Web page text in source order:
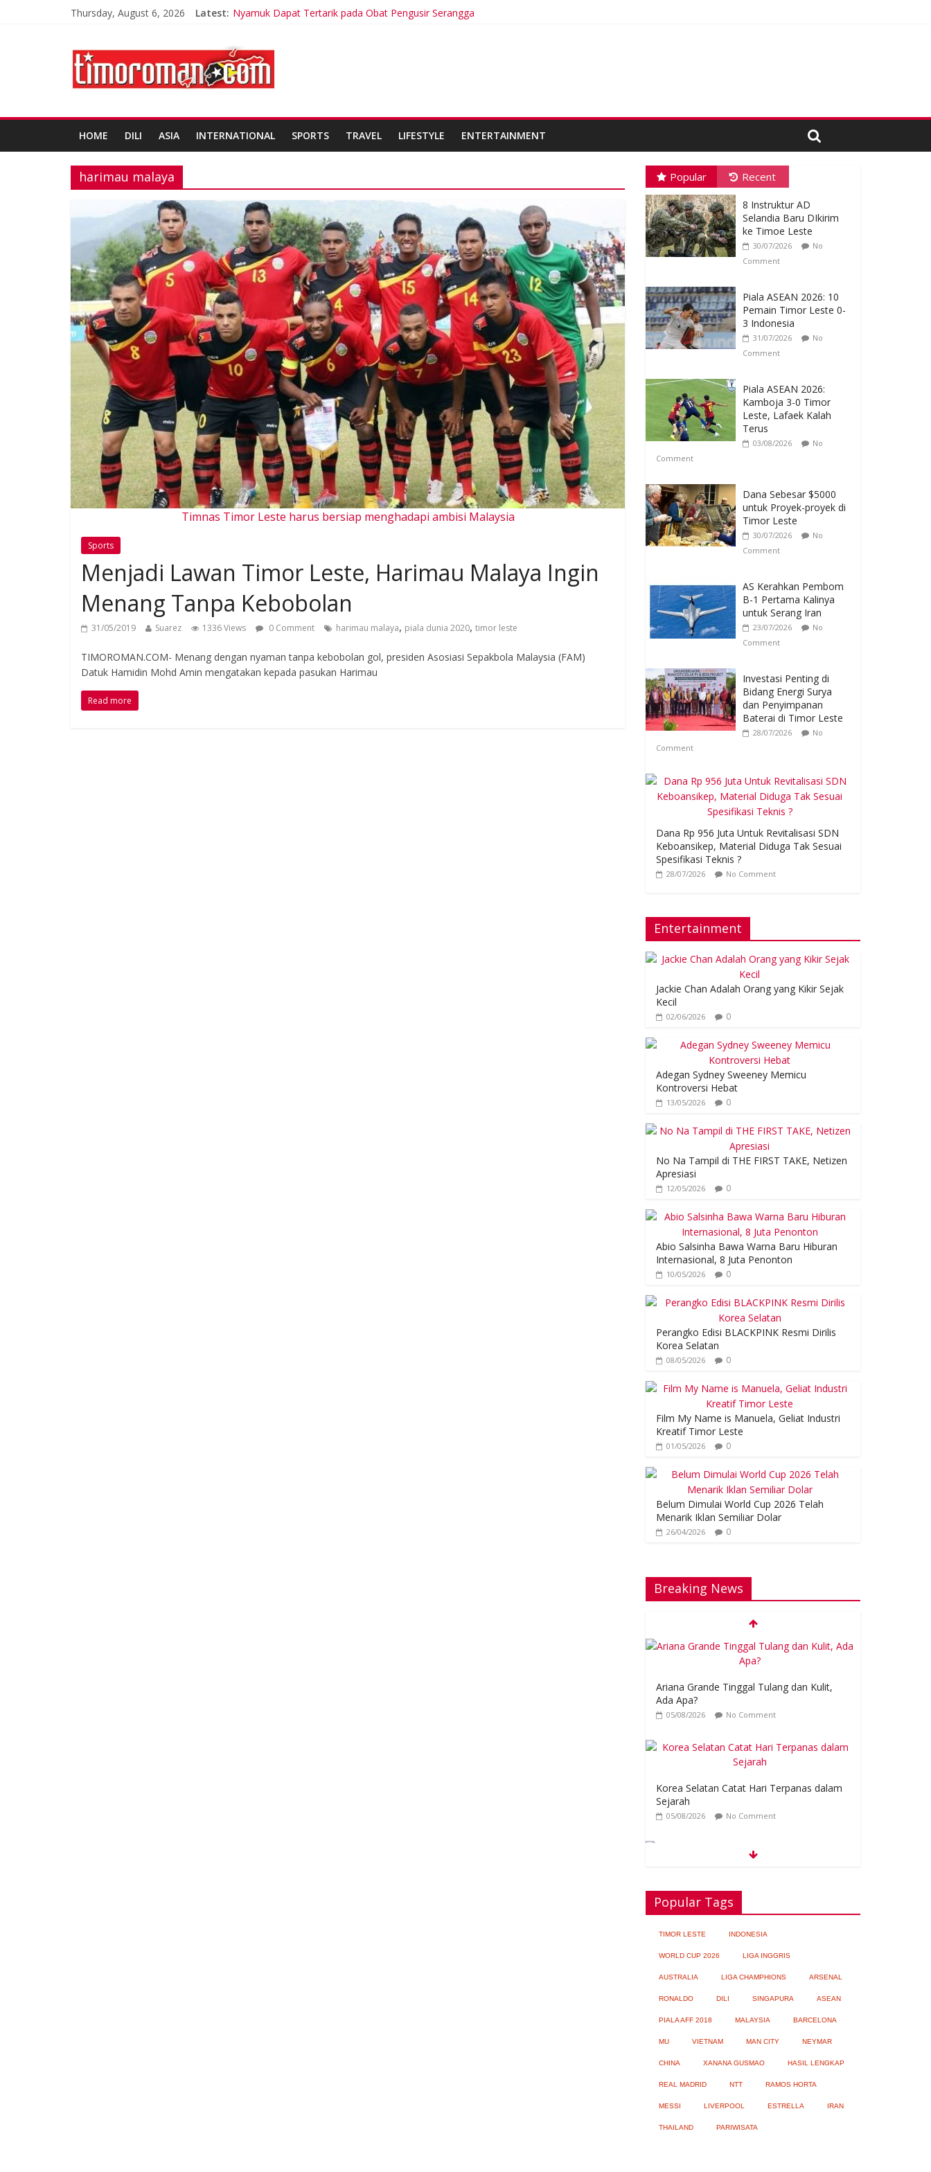
Thursday, August 6, 2026 Latest: Nyamuk Dapat Tertarik pada Obat Pengusir Serangga
Ariana Grande Tinggal Tulang dan Kulit, Ada Apa?
Korea Selatan Catat Hari Terpanas dalam Sejarah
200 tentara Timor Leste Tergabung dalam Pasukan Pemilu Multinasional di PNG
HOME DILI ASIA INTERNATIONAL SPORTS TRAVEL LIFESTYLE ENTERTAINMENT
harimau malaya
Timnas Timor Leste harus bersiap menghadapi ambisi Malaysia
Sports
Menjadi Lawan Timor Leste, Harimau Malaya Ingin
Menang Tanpa Kebobolan
31/05/2019 Suarez 1336 Views 0 Comment harimau malaya, piala dunia 2020, timor leste
TIMOROMAN.COM- Menang dengan nyaman tanpa kebobolan gol, presiden Asosiasi Sepakbola Malaysia (FAM)
Datuk Hamidin Mohd Amin mengatakan kepada pasukan Harimau
Read more
Popular Recent
8 Instruktur AD
Selandia Baru DIkirim
ke Timoe Leste
30/07/2026
No
Comment
Piala ASEAN 2026: 10
Pemain Timor Leste 0-
3 Indonesia
31/07/2026
No
Comment
Piala ASEAN 2026:
Kamboja 3-0 Timor
Leste, Lafaek Kalah
Terus
03/08/2026
No
Comment
Dana Sebesar $5000
untuk Proyek-proyek di
Timor Leste
30/07/2026
No
Comment
AS Kerahkan Pembom
B-1 Pertama Kalinya
untuk Serang Iran
23/07/2026
No
Comment
Investasi Penting di
Bidang Energi Surya
dan Penyimpanan
Baterai di Timor Leste
28/07/2026
No
Comment
Dana Rp 956 Juta Untuk Revitalisasi SDN
Keboansikep, Material Diduga Tak Sesuai
Spesifikasi Teknis ?
28/07/2026 No Comment
Entertainment
Jackie Chan Adalah Orang yang Kikir Sejak
Kecil
02/06/2026 0
Adegan Sydney Sweeney Memicu
Kontroversi Hebat
13/05/2026 0
No Na Tampil di THE FIRST TAKE, Netizen
Apresiasi
12/05/2026 0
Abio Salsinha Bawa Warna Baru Hiburan
Internasional, 8 Juta Penonton
10/05/2026 0
Perangko Edisi BLACKPINK Resmi Dirilis
Korea Selatan
08/05/2026 0
Film My Name is Manuela, Geliat Industri
Kreatif Timor Leste
01/05/2026 0
Belum Dimulai World Cup 2026 Telah
Menarik Iklan Semiliar Dolar
26/04/2026 0
Breaking News
Ariana Grande Tinggal Tulang dan Kulit,
Ada Apa?
05/08/2026 No Comment
Korea Selatan Catat Hari Terpanas dalam
Sejarah
05/08/2026 No Comment
200 tentara Timor Leste Tergabung dalam
Pasukan Pemilu Multinasional di PNG
05/08/2026 No Comment
Pengusir Serangga
04/08/2026 No Comment
Revitalisasi SDN KENDALPECABEAN
Dipertanyakan
Popular Tags
TIMOR LESTE INDONESIA
WORLD CUP 2026 LIGA INGGRIS
AUSTRALIA LIGA CHAMPHIONS ARSENAL
RONALDO DILI SINGAPURA ASEAN
PIALA AFF 2018 MALAYSIA BARCELONA
MU VIETNAM MAN CITY NEYMAR
CHINA XANANA GUSMAO HASIL LENGKAP
REAL MADRID NTT RAMOS HORTA
MESSI LIVERPOOL ESTRELLA IRAN
THAILAND PARIWISATA